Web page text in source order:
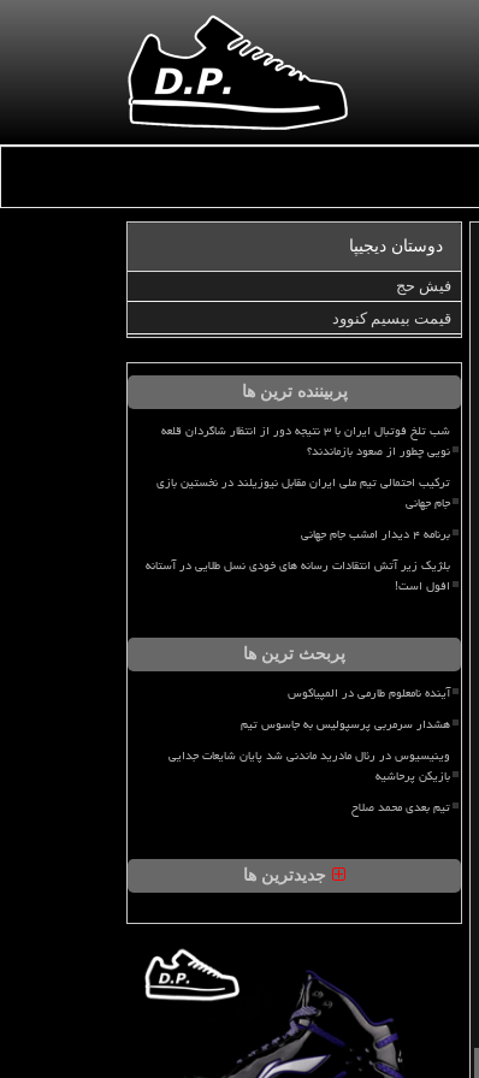
دوستان دیجیپا
فیش حج
قیمت بیسیم کنوود
پربیننده ترین ها
شب تلخ فوتبال ایران با ۳ نتیجه دور از انتظار شاگردان قلعه
نویی چطور از صعود بازماندند؟
ترکیب احتمالی تیم ملی ایران مقابل نیوزیلند در نخستین بازی
جام جهانی
برنامه ۴ دیدار امشب جام جهانی
بلژیک زیر آتش انتقادات رسانه های خودی نسل طلایی در آستانه
افول است!
پربحث ترین ها
آینده نامعلوم طارمی در المپیاکوس
هشدار سرمربی پرسپولیس به جاسوس تیم
وینیسیوس در رئال مادرید ماندنی شد پایان شایعات جدایی
بازیکن پرحاشیه
تیم بعدی محمد صلاح
جدیدترین ها